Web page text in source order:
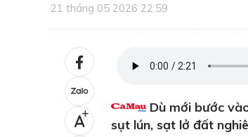
21 tháng 05 2026 22:59
+
Dù mới bước
sụt lún, sạt lở đất